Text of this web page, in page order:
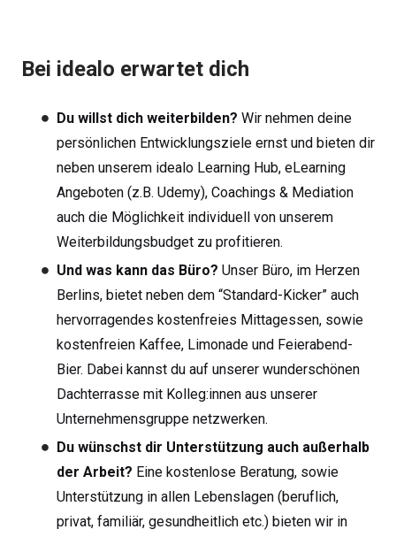
Bei idealo erwartet dich
Du willst dich weiterbilden? Wir nehmen deine
persönlichen Entwicklungsziele ernst und bieten dir
neben unserem idealo Learning Hub, eLearning
Angeboten (z.B. Udemy), Coachings & Mediation
auch die Möglichkeit individuell von unserem
Weiterbildungsbudget zu profitieren.
Und was kann das Büro? Unser Büro, im Herzen
Berlins, bietet neben dem “Standard-Kicker” auch
hervorragendes kostenfreies Mittagessen, sowie
kostenfreien Kaffee, Limonade und Feierabend-
Bier. Dabei kannst du auf unserer wunderschönen
Dachterrasse mit Kolleg:innen aus unserer
Unternehmensgruppe netzwerken.
Du wünschst dir Unterstützung auch außerhalb
der Arbeit? Eine kostenlose Beratung, sowie
Unterstützung in allen Lebenslagen (beruflich,
privat, familiär, gesundheitlich etc.) bieten wir in